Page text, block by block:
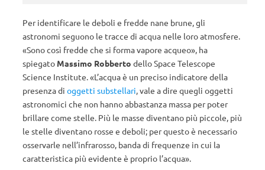
Per identificare le deboli e fredde nane brune, gli
astronomi seguono le tracce di acqua nelle loro atmosfere.
«Sono così fredde che si forma vapore acqueo», ha
spiegato Massimo Robberto dello Space Telescope
Science Institute. «L’acqua è un preciso indicatore della
presenza di oggetti substellari, vale a dire quegli oggetti
astronomici che non hanno abbastanza massa per poter
brillare come stelle. Più le masse diventano più piccole, più
le stelle diventano rosse e deboli; per questo è necessario
osservarle nell’infrarosso, banda di frequenze in cui la
caratteristica più evidente è proprio l’acqua».